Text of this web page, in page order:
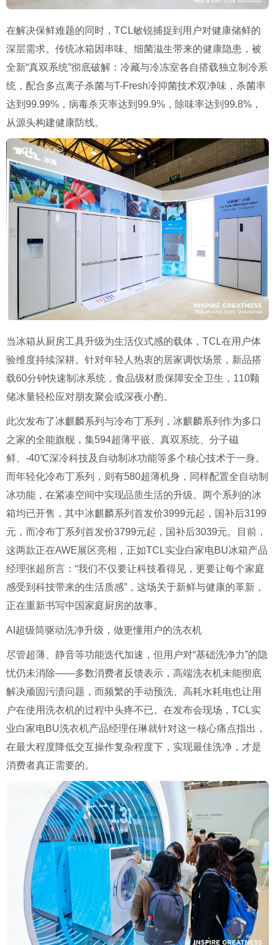
在解决保鲜难题的同时，TCL敏锐捕捉到用户对健康储鲜的
深层需求。传统冰箱因串味、细菌滋生带来的健康隐患，被
全新“真双系统”彻底破解：冷藏与冷冻室各自搭载独立制冷系
统，配合多点离子杀菌与T-Fresh冷抑菌技术双净味，杀菌率
达到99.99%，病毒杀灭率达到99.9%，除味率达到99.8%，
从源头构建健康防线。
当冰箱从厨房工具升级为生活仪式感的载体，TCL在用户体
验维度持续深耕。针对年轻人热衷的居家调饮场景，新品搭
载60分钟快速制冰系统，食品级材质保障安全卫生，110颗
储冰量轻松应对朋友聚会或深夜小酌。
此次发布了冰麒麟系列与冷布丁系列，冰麒麟系列作为多口
之家的全能旗舰，集594超薄平嵌、真双系统、分子磁
鲜、-40℃深冷科技及自动制冰功能等多个核心技术于一身。
而年轻化冷布丁系列，则有580超薄机身，同样配置全自动制
冰功能，在紧凑空间中实现品质生活的升级。两个系列的冰
箱均已开售，其中冰麒麟系列首发价3999元起，国补后3199
元，而冷布丁系列首发价3799元起，国补后3039元。目前，
这两款正在AWE展区亮相，正如TCL实业白家电BU冰箱产品
经理张超所言：“我们不仅要让科技看得见，更要让每个家庭
感受到科技带来的生活质感”，这场关于新鲜与健康的革新，
正在重新书写中国家庭厨房的故事。
AI超级筒驱动洗净升级，做更懂用户的洗衣机
尽管超薄、静音等功能迭代加速，但用户对“基础洗净力”的隐
忧仍未消除——多数消费者反馈表示，高端洗衣机未能彻底
解决顽固污渍问题，而频繁的手动预洗、高耗水耗电也让用
户在使用洗衣机的过程中头疼不已。在发布会现场，TCL实
业白家电BU洗衣机产品经理任琳就针对这一核心痛点指出，
在最大程度降低交互操作复杂程度下，实现最佳洗净，才是
消费者真正需要的。